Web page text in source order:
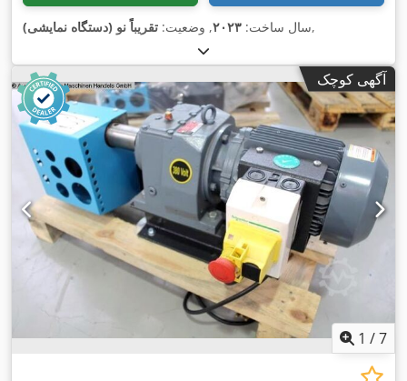
سال ساخت: ۲۰۲۳, وضعیت: تقریباً نو (دستگاه نمایشی) ,
آگهی کوچک
1 /7